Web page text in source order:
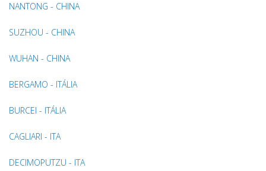
NANTONG - CHINA
SUZHOU - CHINA
WUHAN - CHINA
BERGAMO - ITÁLIA
BURCEI - ITÁLIA
CAGLIARI - ITA
DECIMOPUTZU - ITA